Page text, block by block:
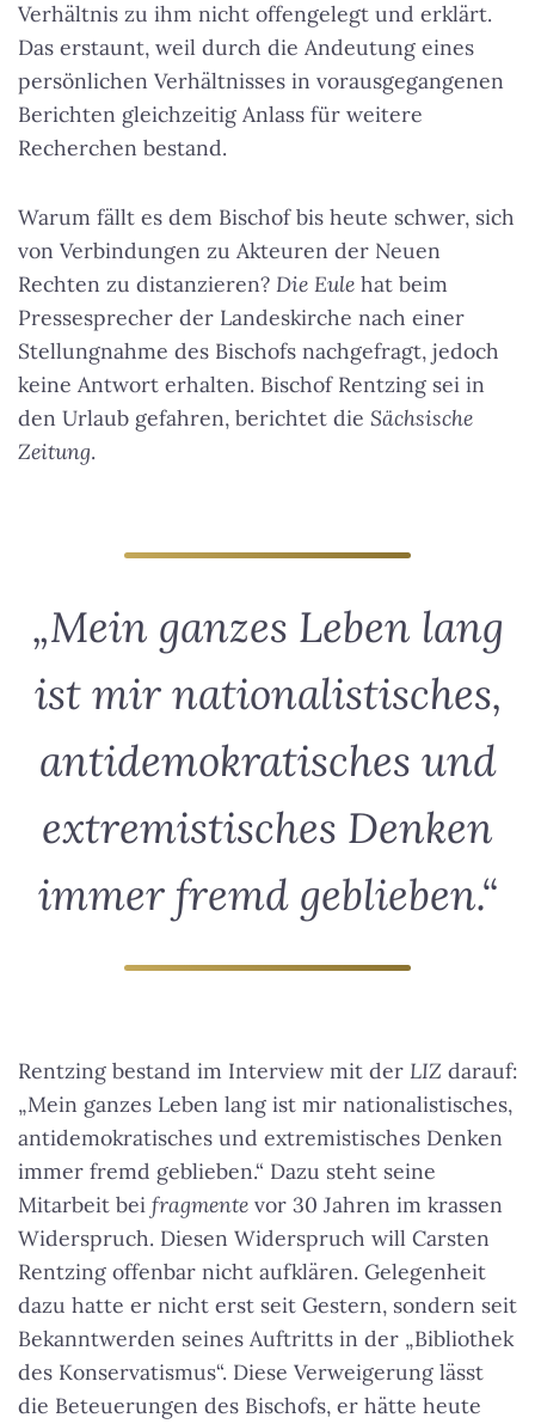
Verhältnis zu ihm nicht offengelegt und erklärt.
Das erstaunt, weil durch die Andeutung eines
persönlichen Verhältnisses in vorausgegangenen
Berichten gleichzeitig Anlass für weitere
Recherchen bestand.
Warum fällt es dem Bischof bis heute schwer, sich
von Verbindungen zu Akteuren der Neuen
Rechten zu distanzieren? Die Eule hat beim
Pressesprecher der Landeskirche nach einer
Stellungnahme des Bischofs nachgefragt, jedoch
keine Antwort erhalten. Bischof Rentzing sei in
den Urlaub gefahren, berichtet die Sächsische
Zeitung.
„Mein ganzes Leben lang
ist mir nationalistisches,
antidemokratisches und
extremistisches Denken
immer fremd geblieben.“
Rentzing bestand im Interview mit der LIZ darauf:
„Mein ganzes Leben lang ist mir nationalistisches,
antidemokratisches und extremistisches Denken
immer fremd geblieben.“ Dazu steht seine
Mitarbeit bei fragmente vor 30 Jahren im krassen
Widerspruch. Diesen Widerspruch will Carsten
Rentzing offenbar nicht aufklären. Gelegenheit
dazu hatte er nicht erst seit Gestern, sondern seit
Bekanntwerden seines Auftritts in der „Bibliothek
des Konservatismus“. Diese Verweigerung lässt
die Beteuerungen des Bischofs, er hätte heute